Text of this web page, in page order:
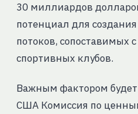
30 миллиардов
потенциал для
потоков, сопоставимых
спортивных клубов.
Важным фактором
США Комиссия по